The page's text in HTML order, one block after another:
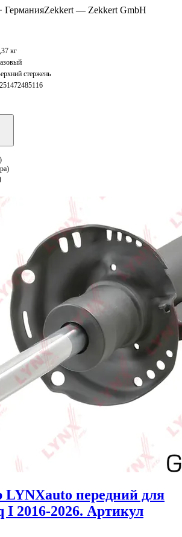
ГерманияZekkert — Zekkert GmbH
кг
стержень
LYNXauto передний для
I 2016-2026. Артикул